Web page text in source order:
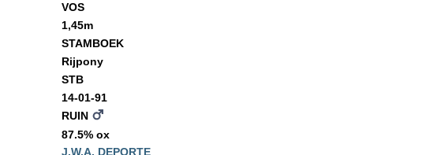
VOS
1,45m
STAMBOEK
Rijpony
STB
14-01-91
RUIN
87.5% ox
J.W.A. DEPORTE